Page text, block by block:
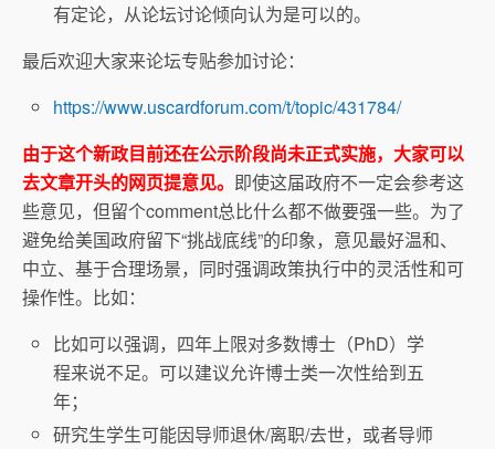
有定论，从论坛讨论倾向认为是可以的。
最后欢迎大家来论坛专贴参加讨论：
https://www.uscardforum.com/t/topic/431784/
由于这个新政目前还在公示阶段尚未正式实施，大家可以
去文章开头的网页提意见。 即使这届政府不一定会参考这
些意见，但留个comment总比什么都不做要强一些。为了
避免给美国政府留下“挑战底线”的印象，意见最好温和、
中立、基于合理场景，同时强调政策执行中的灵活性和可
操作性。比如：
比如可以强调，四年上限对多数博士（PhD）学
程来说不足。可以建议允许博士类一次性给到五
年；
研究生学生可能因导师退休/离职/去世，或者导师